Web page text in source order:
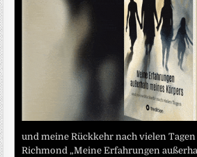
und meine Rückkehr nach vielen Tagen
Richmond „Meine Erfahrungen